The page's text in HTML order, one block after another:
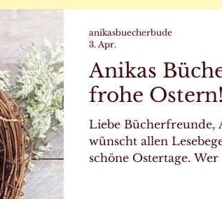
teilnehmenden
Anikas
frohe Ostern!
Liebe Bücherfreunde,
wünscht allen
schöne Ostertage.
anikasbuecherbude
3. Apr.